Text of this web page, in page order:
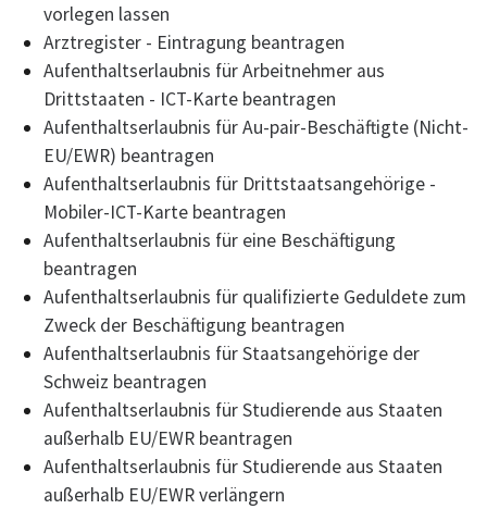
vorlegen lassen
Arztregister - Eintragung beantragen
Aufenthaltserlaubnis für Arbeitnehmer aus
Drittstaaten - ICT-Karte beantragen
Aufenthaltserlaubnis für Au-pair-Beschäftigte (Nicht-
EU/EWR) beantragen
Aufenthaltserlaubnis für Drittstaatsangehörige -
Mobiler-ICT-Karte beantragen
Aufenthaltserlaubnis für eine Beschäftigung
beantragen
Aufenthaltserlaubnis für qualifizierte Geduldete zum
Zweck der Beschäftigung beantragen
Aufenthaltserlaubnis für Staatsangehörige der
Schweiz beantragen
Aufenthaltserlaubnis für Studierende aus Staaten
außerhalb EU/EWR beantragen
Aufenthaltserlaubnis für Studierende aus Staaten
außerhalb EU/EWR verlängern